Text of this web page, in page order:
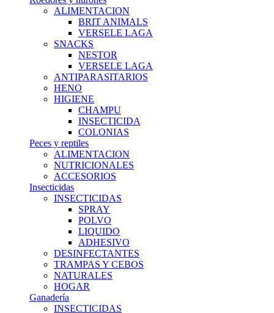
ALIMENTACION
BRIT ANIMALS
VERSELE LAGA
SNACKS
NESTOR
VERSELE LAGA
ANTIPARASITARIOS
HENO
HIGIENE
CHAMPU
INSECTICIDA
COLONIAS
Peces y reptiles
ALIMENTACION
NUTRICIONALES
ACCESORIOS
Insecticidas
INSECTICIDAS
SPRAY
POLVO
LIQUIDO
ADHESIVO
DESINFECTANTES
TRAMPAS Y CEBOS
NATURALES
HOGAR
Ganadería
INSECTICIDAS